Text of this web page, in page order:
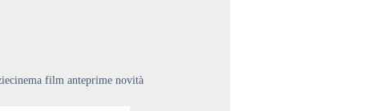
film anteprime novità